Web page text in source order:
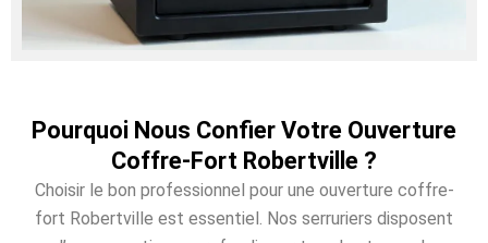
Pourquoi Nous Confier Votre Ouverture
Coffre-Fort Robertville ?
Choisir le bon professionnel pour une ouverture coffre-
fort Robertville est essentiel. Nos serruriers disposent